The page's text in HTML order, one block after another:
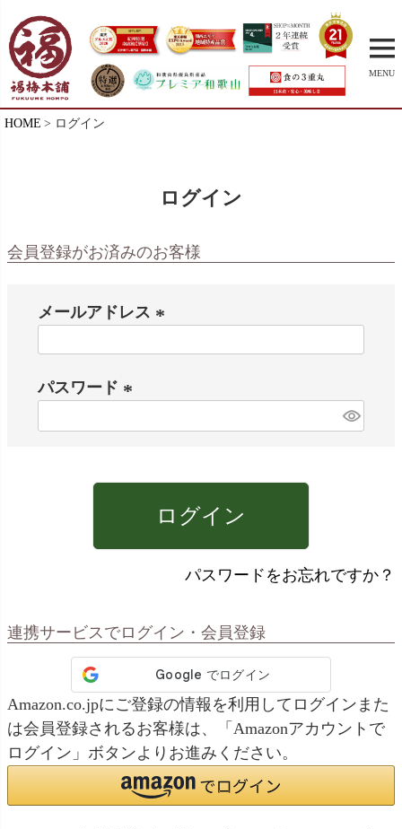
MENU
HOME ログイン
ログイン
会員登録がお済みのお客様
メールアドレス
パスワード
ログイン
パスワードをお忘れですか？
連携サービスでログイン・会員登録
Amazon.co.jpにご登録の情報を利用してログインまた
は会員登録されるお客様は、「Amazonアカウントで
ログイン」ボタンよりお進みください。